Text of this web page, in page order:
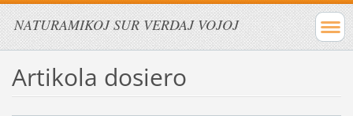
NATURAMIKOJ SUR VERDAJ VOJOJ
Artikola dosiero